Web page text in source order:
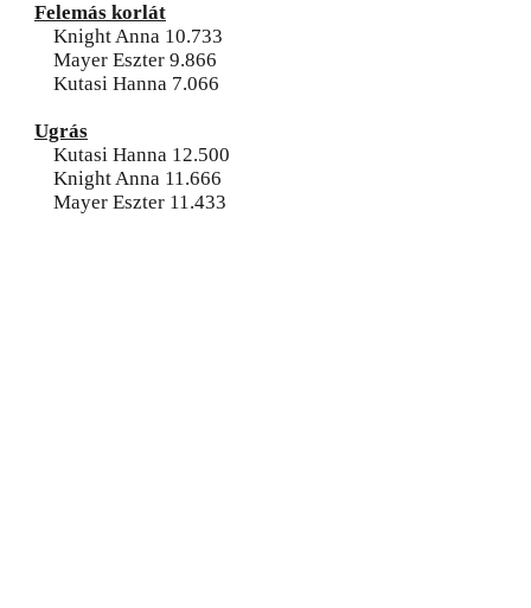
Felemás korlát
Knight Anna 10.733
Mayer Eszter 9.866
Kutasi Hanna 7.066
Ugrás
Kutasi Hanna 12.500
Knight Anna 11.666
Mayer Eszter 11.433